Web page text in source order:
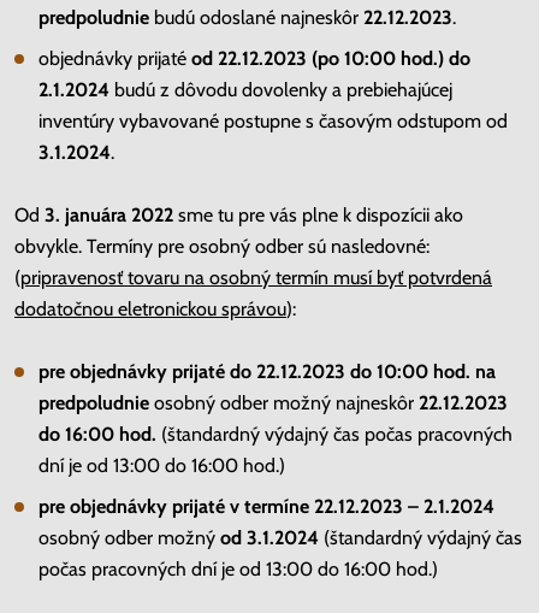
predpoludnie budú odoslané najneskôr 22.12.2023.
objednávky prijaté od 22.12.2023 (po 10:00 hod.) do
2.1.2024 budú z dôvodu dovolenky a prebiehajúcej
inventúry vybavované postupne s časovým odstupom od
3.1.2024.
Od 3. januára 2022 sme tu pre vás plne k dispozícii ako
obvykle. Termíny pre osobný odber sú nasledovné:
(pripravenosť tovaru na osobný termín musí byť potvrdená
dodatočnou eletronickou správou):
pre objednávky prijaté do 22.12.2023 do 10:00 hod. na
predpoludnie osobný odber možný najneskôr 22.12.2023
do 16:00 hod. (štandardný výdajný čas počas pracovných
dní je od 13:00 do 16:00 hod.)
pre objednávky prijaté v termíne 22.12.2023 – 2.1.2024
osobný odber možný od 3.1.2024 (štandardný výdajný čas
počas pracovných dní je od 13:00 do 16:00 hod.)